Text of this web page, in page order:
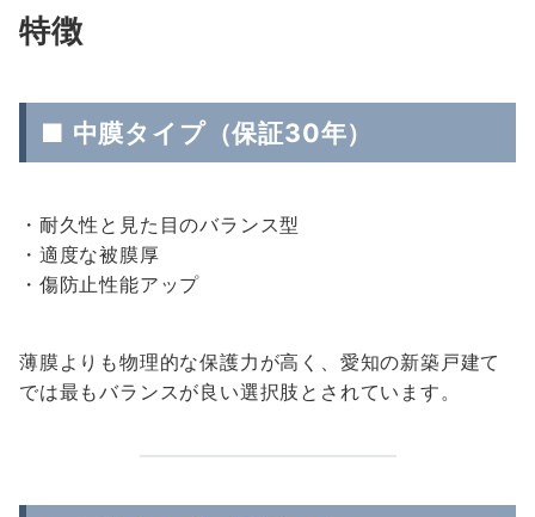
特徴
■ 中膜タイプ（保証30年）
・耐久性と見た目のバランス型
・適度な被膜厚
・傷防止性能アップ
薄膜よりも物理的な保護力が高く、愛知の新築戸建て
では最もバランスが良い選択肢とされています。